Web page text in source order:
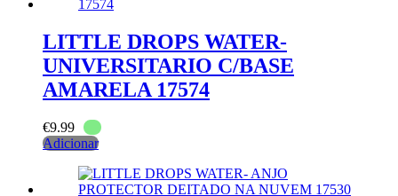
LITTLE DROPS WATER-
UNIVERSITARIO C/BASE
AMARELA 17574
€9.99
Adicionar